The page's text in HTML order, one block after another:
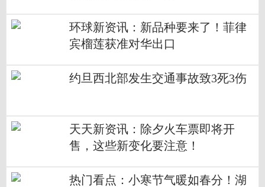
环球新资讯：新品种要来了！菲律
宾榴莲获准对华出口
约旦西北部发生交通事故致3死3伤
天天新资讯：除夕火车票即将开
售，这些新变化要注意！
热门看点：小寒节气暖如春分！湖